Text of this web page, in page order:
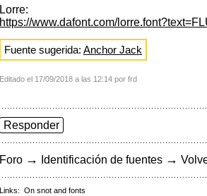
Lorre:
https://www.dafont.com/
Fuente sugerida: Anchor Jack
Editado el 17/09/2018 a las 12:14 por frd
Responder
Foro → Identificación de fuentes →
Links: On snot and fonts